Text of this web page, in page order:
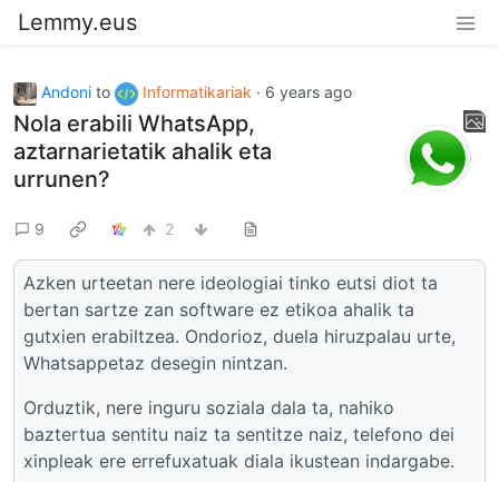
Lemmy.eus
Andoni to Informatikariak · 6 years ago
Nola erabili WhatsApp,
aztarnarietatik ahalik eta
urrunen?
9 2
Azken urteetan nere ideologiai tinko eutsi diot ta
bertan sartze zan software ez etikoa ahalik ta
gutxien erabiltzea. Ondorioz, duela hiruzpalau urte,
Whatsappetaz desegin nintzan.
Orduztik, nere inguru soziala dala ta, nahiko
baztertua sentitu naiz ta sentitze naiz, telefono dei
xinpleak ere errefuxatuak diala ikustean indargabe.